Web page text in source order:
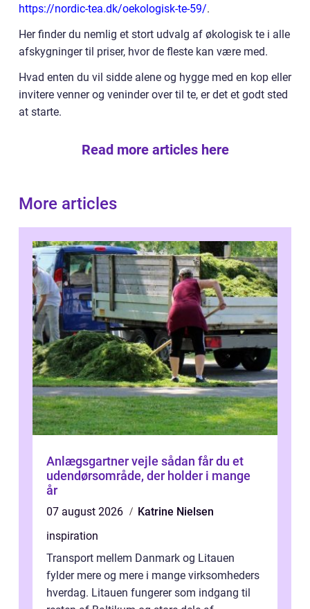
https://nordic-tea.dk/oekologisk-te-59/.
Her finder du nemlig et stort udvalg af økologisk te i alle
afskygninger til priser, hvor de fleste kan være med.
Hvad enten du vil sidde alene og hygge med en kop eller
invitere venner og veninder over til te, er det et godt sted
at starte.
Read more articles here
More articles
Anlægsgartner vejle sådan får du et
udendørsområde, der holder i mange
år
07 august 2026
Katrine Nielsen
inspiration
Transport mellem Danmark og Litauen
fylder mere og mere i mange virksomheders
hverdag. Litauen fungerer som indgang til